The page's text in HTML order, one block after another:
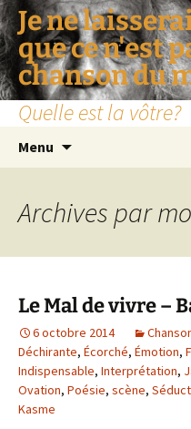
Je ne
que ce n'est
chanson du
Quelle est la vôtre?
Menu
Archives par
Le Mal de vivre –
6 octobre 2014
Déchirante, Écorché, Émotion,
Indispensable, Interprétation,
Ovation, Poésie, scène,
Kasme